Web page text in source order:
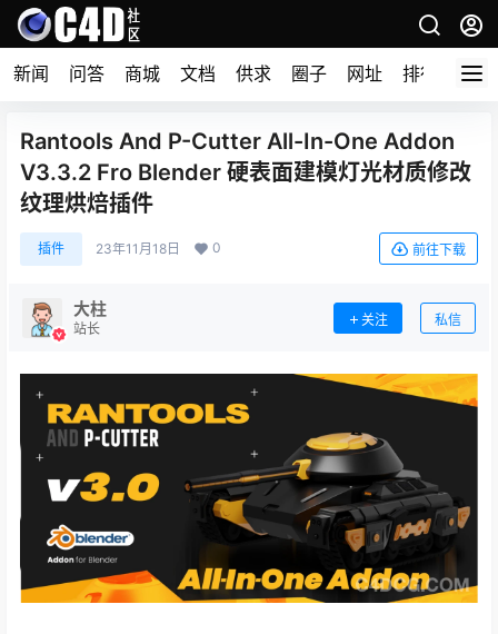
新闻 问答 商城 文档 供求 圈子 网址 排行榜
Rantools And P-Cutter All-In-One Addon
V3.3.2 Fro Blender 硬表面建模灯光材质修改
纹理烘焙插件
插件 23年11月18日 0 前往下载
大柱
站长
关注 私信